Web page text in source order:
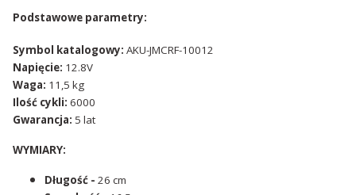
Podstawowe parametry:
Symbol katalogowy: AKU-JMCRF-10012
Napięcie: 12.8V
Waga: 11,5 kg
Ilość cykli: 6000
Gwarancja: 5 lat
WYMIARY:
Długość - 26 cm